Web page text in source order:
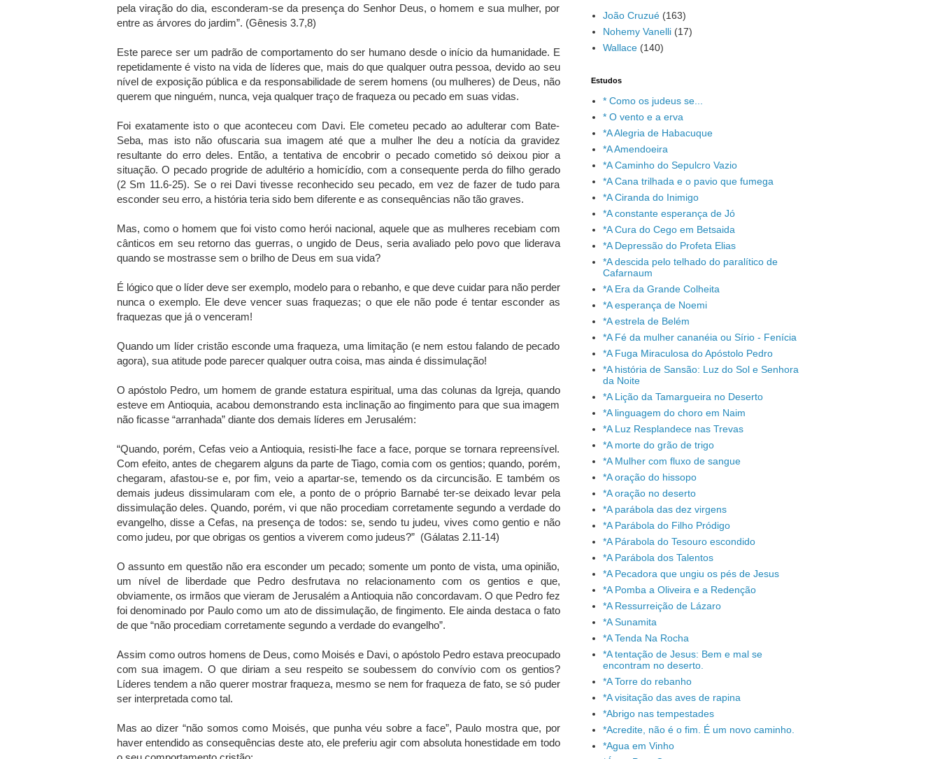
pela viração do dia, esconderam-se da presença do Senhor Deus, o homem e sua mulher, por
entre as árvores do jardim”. (Gênesis 3.7,8)
Este parece ser um padrão de comportamento do ser humano desde o início da humanidade. E
repetidamente é visto na vida de líderes que, mais do que qualquer outra pessoa, devido ao seu
nível de exposição pública e da responsabilidade de serem homens (ou mulheres) de Deus, não
querem que ninguém, nunca, veja qualquer traço de fraqueza ou pecado em suas vidas.
Foi exatamente isto o que aconteceu com Davi. Ele cometeu pecado ao adulterar com Bate-
Seba, mas isto não ofuscaria sua imagem até que a mulher lhe deu a notícia da gravidez
resultante do erro deles. Então, a tentativa de encobrir o pecado cometido só deixou pior a
situação. O pecado progride de adultério a homicídio, com a consequente perda do filho gerado
(2 Sm 11.6-25). Se o rei Davi tivesse reconhecido seu pecado, em vez de fazer de tudo para
esconder seu erro, a história teria sido bem diferente e as consequências não tão graves.
Mas, como o homem que foi visto como herói nacional, aquele que as mulheres recebiam com
cânticos em seu retorno das guerras, o ungido de Deus, seria avaliado pelo povo que liderava
quando se mostrasse sem o brilho de Deus em sua vida?
É lógico que o líder deve ser exemplo, modelo para o rebanho, e que deve cuidar para não perder
nunca o exemplo. Ele deve vencer suas fraquezas; o que ele não pode é tentar esconder as
fraquezas que já o venceram!
Quando um líder cristão esconde uma fraqueza, uma limitação (e nem estou falando de pecado
agora), sua atitude pode parecer qualquer outra coisa, mas ainda é dissimulação!
O apóstolo Pedro, um homem de grande estatura espiritual, uma das colunas da Igreja, quando
esteve em Antioquia, acabou demonstrando esta inclinação ao fingimento para que sua imagem
não ficasse “arranhada” diante dos demais líderes em Jerusalém:
“Quando, porém, Cefas veio a Antioquia, resisti-lhe face a face, porque se tornara repreensível.
Com efeito, antes de chegarem alguns da parte de Tiago, comia com os gentios; quando, porém,
chegaram, afastou-se e, por fim, veio a apartar-se, temendo os da circuncisão. E também os
demais judeus dissimularam com ele, a ponto de o próprio Barnabé ter-se deixado levar pela
dissimulação deles. Quando, porém, vi que não procediam corretamente segundo a verdade do
evangelho, disse a Cefas, na presença de todos: se, sendo tu judeu, vives como gentio e não
como judeu, por que obrigas os gentios a viverem como judeus?” (Gálatas 2.11-14)
O assunto em questão não era esconder um pecado; somente um ponto de vista, uma opinião,
um nível de liberdade que Pedro desfrutava no relacionamento com os gentios e que,
obviamente, os irmãos que vieram de Jerusalém a Antioquia não concordavam. O que Pedro fez
foi denominado por Paulo como um ato de dissimulação, de fingimento. Ele ainda destaca o fato
de que “não procediam corretamente segundo a verdade do evangelho”.
Assim como outros homens de Deus, como Moisés e Davi, o apóstolo Pedro estava preocupado
com sua imagem. O que diriam a seu respeito se soubessem do convívio com os gentios?
Líderes tendem a não querer mostrar fraqueza, mesmo se nem for fraqueza de fato, se só puder
ser interpretada como tal.
Mas ao dizer “não somos como Moisés, que punha véu sobre a face”, Paulo mostra que, por
haver entendido as consequências deste ato, ele preferiu agir com absoluta honestidade em todo
João Cruzué (163)
Nohemy Vanelli (17)
Wallace (140)
Estudos
* Como os judeus se...
* O vento e a erva
*A Alegria de Habacuque
*A Amendoeira
*A Caminho do Sepulcro Vazio
*A Cana trilhada e o pavio que fumega
*A Ciranda do Inimigo
*A constante esperança de Jó
*A Cura do Cego em Betsaida
*A Depressão do Profeta Elias
*A descida pelo telhado do paralítico de
Cafarnaum
*A Era da Grande Colheita
*A esperança de Noemi
*A estrela de Belém
*A Fé da mulher cananéia ou Sírio - Fenícia
*A Fuga Miraculosa do Apóstolo Pedro
*A história de Sansão: Luz do Sol e Senhora
da Noite
*A Lição da Tamargueira no Deserto
*A linguagem do choro em Naim
*A Luz Resplandece nas Trevas
*A morte do grão de trigo
*A Mulher com fluxo de sangue
*A oração do hissopo
*A oração no deserto
*A parábola das dez virgens
*A Parábola do Filho Pródigo
*A Párabola do Tesouro escondido
*A Parábola dos Talentos
*A Pecadora que ungiu os pés de Jesus
*A Pomba a Oliveira e a Redenção
*A Ressurreição de Lázaro
*A Sunamita
*A Tenda Na Rocha
*A tentação de Jesus: Bem e mal se
encontram no deserto.
*A Torre do rebanho
*A visitação das aves de rapina
*Abrigo nas tempestades
*Acredite, não é o fim. É um novo caminho.
*Agua em Vinho